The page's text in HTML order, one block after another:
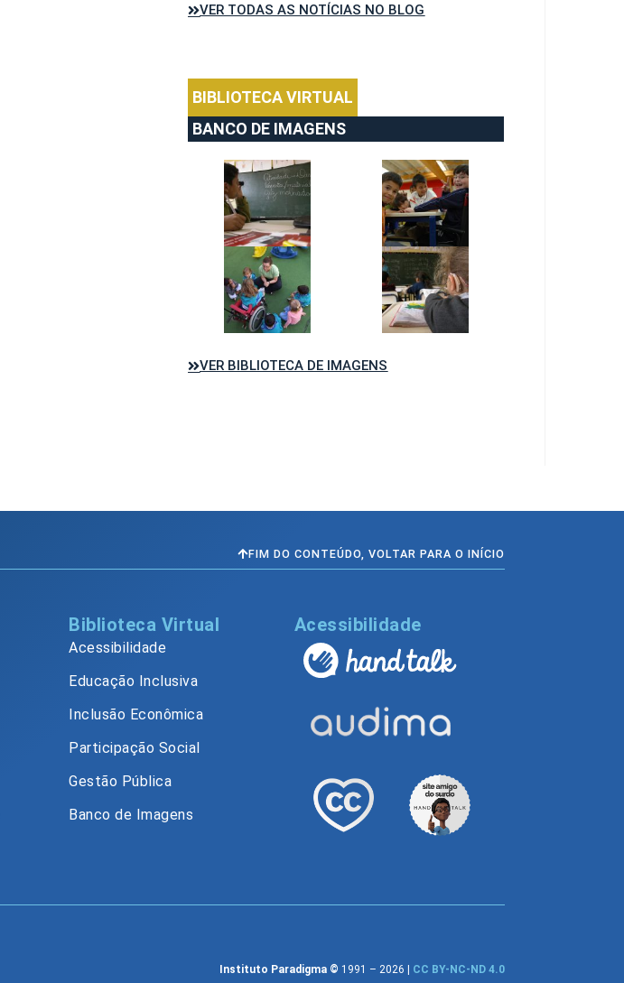
VER TODAS AS NOTÍCIAS NO BLOG
BIBLIOTECA VIRTUAL
BANCO DE IMAGENS
VER BIBLIOTECA DE IMAGENS
FIM DO CONTEÚDO, VOLTAR PARA O INÍCIO
Biblioteca Virtual
Acessibilidade
Educação Inclusiva
Inclusão Econômica
Participação Social
Gestão Pública
Banco de Imagens
Acessibilidade
Instituto Paradigma © 1991 – 2026 | CC BY-NC-ND 4.0